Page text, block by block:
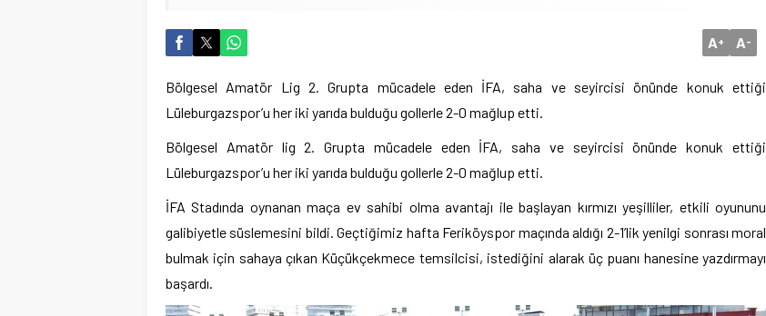
A+ A-
Bölgesel Amatör Lig 2. Grupta mücadele eden İFA, saha ve seyircisi önünde konuk ettiği
Lüleburgazspor’u her iki yarıda bulduğu gollerle 2-0 mağlup etti.
Bölgesel Amatör lig 2. Grupta mücadele eden İFA, saha ve seyircisi önünde konuk ettiği
Lüleburgazspor’u her iki yarıda bulduğu gollerle 2-0 mağlup etti.
İFA Stadında oynanan maça ev sahibi olma avantajı ile başlayan kırmızı yeşilliler, etkili oyununu
galibiyetle süslemesini bildi. Geçtiğimiz hafta Feriköyspor maçında aldığı 2-1’lik yenilgi sonrası moral
bulmak için sahaya çıkan Küçükçekmece temsilcisi, istediğini alarak üç puanı hanesine yazdırmayı
başardı.